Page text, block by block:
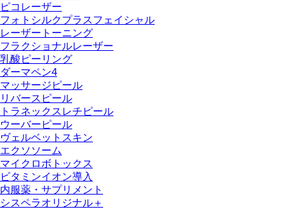
ピコレーザー
フォトシルクプラスフェイシャル
レーザートーニング
フラクショナルレーザー
乳酸ピーリング
ダーマペン4
マッサージピール
リバースピール
トラネックスレチピール
ウーバーピール
ヴェルベットスキン
エクソソーム
マイクロボトックス
ビタミンイオン導入
内服薬・サプリメント
シスペラオリジナル＋